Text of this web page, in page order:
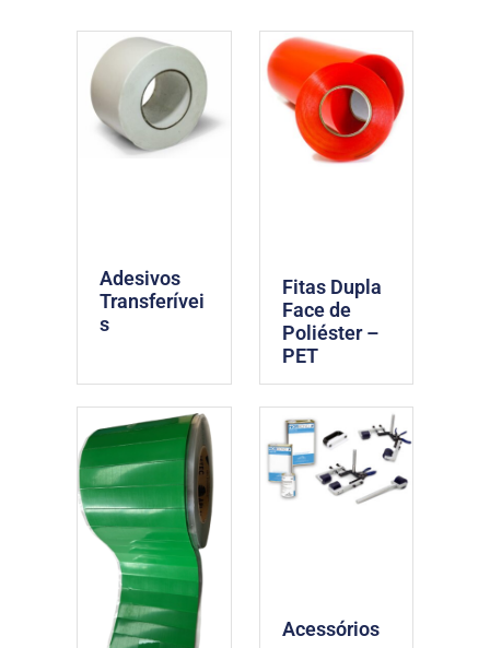
Adesivos
Transferívei
s
Fitas Dupla
Face de
Poliéster –
PET
Acessórios